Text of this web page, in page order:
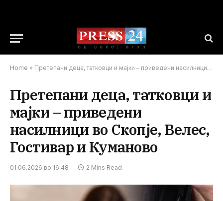
Home » Претепани деца, татковци и мајки – приведени насилници во Скопје, Велес, Гостивар и Куманово
Претепани деца, татковци и
мајки – приведени
насилници во Скопје, Велес,
Гостивар и Куманово
01.06.2026 во 16:48 2 Mins Read